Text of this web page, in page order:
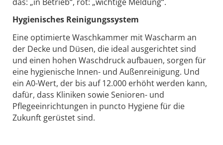
Hygienisches Reinigungssystem
Eine optimierte Waschkammer mit Wascharm an
der Decke und Düsen, die ideal ausgerichtet sind
und einen hohen Waschdruck aufbauen, sorgen für
eine hygienische Innen- und Außenreinigung. Und
ein A0-Wert, der bis auf 12.000 erhöht werden kann,
dafür, dass Kliniken sowie Senioren- und
Pflegeeinrichtungen in puncto Hygiene für die
Zukunft gerüstet sind.